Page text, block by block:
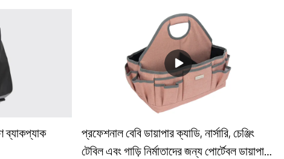
ব্যাকপ্যাক
প্রফেশনাল বেবি ডায়াপার ক্যাডি, নার্সারি, চেঞ্জিং
টেবিল এবং গাড়ি নির্মাতাদের জন্য পোর্টেবল ডায়াপার